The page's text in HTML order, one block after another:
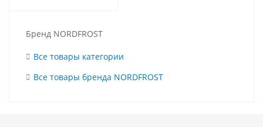
Бренд NORDFROST
Все товары категории
Все товары бренда NORDFROST